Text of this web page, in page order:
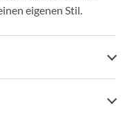
eigenen Stil.